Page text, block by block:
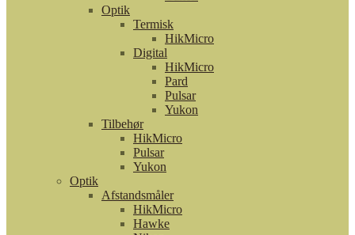
Optik
Termisk
HikMicro
Digital
HikMicro
Pard
Pulsar
Yukon
Tilbehør
HikMicro
Pulsar
Yukon
Optik
Afstandsmåler
HikMicro
Hawke